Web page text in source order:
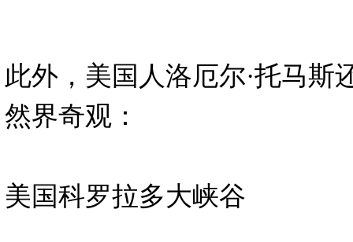
此外，美国人洛厄尔·托马斯
然界奇观：
美国科罗拉多大峡谷